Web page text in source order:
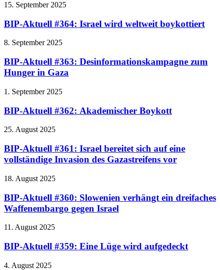
15. September 2025
BIP-Aktuell #364: Israel wird weltweit boykottiert
8. September 2025
BIP-Aktuell #363: Desinformationskampagne zum
Hunger in Gaza
1. September 2025
BIP-Aktuell #362: Akademischer Boykott
25. August 2025
BIP-Aktuell #361: Israel bereitet sich auf eine
vollständige Invasion des Gazastreifens vor
18. August 2025
BIP-Aktuell #360: Slowenien verhängt ein dreifaches
Waffenembargo gegen Israel
11. August 2025
BIP-Aktuell #359: Eine Lüge wird aufgedeckt
4. August 2025